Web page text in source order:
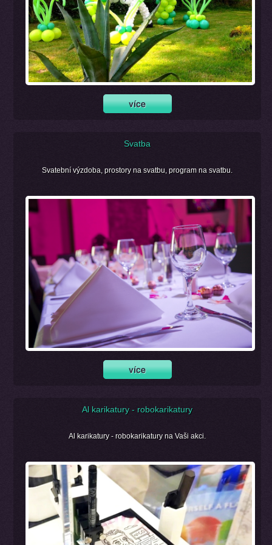
Svatba
Svatební výzdoba, prostory na svatbu, program na svatbu.
Al karikatury - robokarikatury
Al karikatury - robokarikatury na Vaši akci.